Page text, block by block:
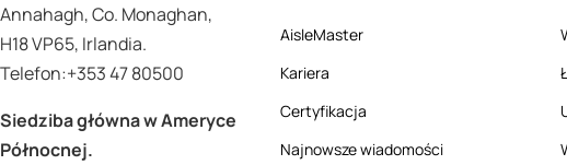
Annahagh, Co. Monaghan,
H18 VP65, Irlandia.
Telefon:+353 47 80500
Siedziba główna w Ameryce
Północnej.
AisleMaster
Kariera
Certyfikacja
Najnowsze wiadomości